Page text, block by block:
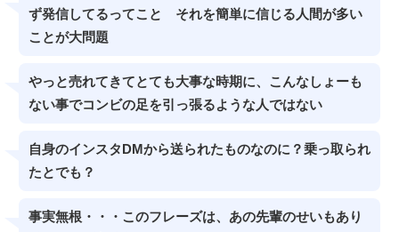
ず発信してるってこと それを簡単に信じる人間が多い
ことが大問題
やっと売れてきてとても大事な時期に、こんなしょーも
ない事でコンビの足を引っ張るような人ではない
自身のインスタDMから送られたものなのに？乗っ取られ
たとでも？
事実無根・・・このフレーズは、あの先輩のせいもあり